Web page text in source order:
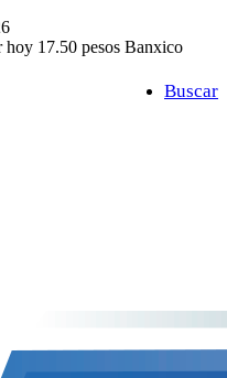
17.50 pesos Banxico
Buscar